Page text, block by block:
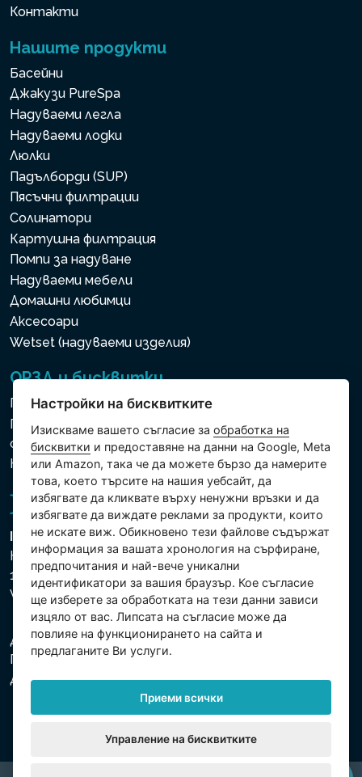
Контакти
Нашите продукти
Басейни
Джакузи PureSpa
Надуваеми легла
Надуваеми лодки
Люлки
Падълборди (SUP)
Пясъчни филтрации
Солинатори
Картушна филтрация
Помпи за надуване
Надуваеми мебели
Домашни любимци
Аксесоари
Wetset (надуваеми изделия)
ОРЗД и бисквитки
Политика за използване на бисквитки
Политика за защита на личните и други
обработвани данни
Настройки на бисквитките
Intex Trading, s.r.o.
Hradecká 2526/3
130 00 Praha 3
Vinohrady - Česká republika
Дружеството е регистрирано в Градския съд в
Прага, раздел С, партида 74759. Ид.№: 26150808,
Данъчен Ид.№: CZ26150808.
Настройки на бисквитките
Изискваме вашето съгласие заобработка на
бисквитки и предоставяне на данни на Google, Meta
или Amazon, така че да можете бързо да намерите
това, което търсите на нашия уебсайт, да
избягвате да кликвате върху ненужни връзки и да
избягвате да виждате реклами за продукти, които
не искате виж. Обикновено тези файлове съдържат
информация за вашата хронология на сърфиране,
предпочитания и най-вече уникални
идентификатори за вашия браузър. Кое съгласие
ще изберете за обработката на тези данни зависи
изцяло от вас. Липсата на съгласие може да
повлияе на функционирането на сайта и
предлаганите Ви услуги.
Приеми всички
Управление на бисквитките